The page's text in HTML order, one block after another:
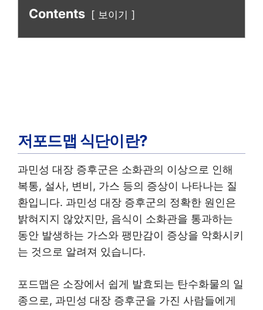
Contents 보이기
저포드맵 식단이란?
과민성 대장 증후군은 소화관의 이상으로 인해
복통, 설사, 변비, 가스 등의 증상이 나타나는 질
환입니다. 과민성 대장 증후군의 정확한 원인은
밝혀지지 않았지만, 음식이 소화관을 통과하는
동안 발생하는 가스와 팽만감이 증상을 악화시키
는 것으로 알려져 있습니다.
포드맵은 소장에서 쉽게 발효되는 탄수화물의 일
종으로, 과민성 대장 증후군을 가진 사람들에게